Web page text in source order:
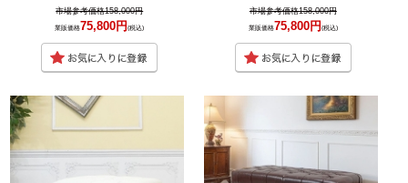
市場参考価格158,000円
業販価格75,800円(税込)
市場参考価格158,000円
業販価格75,800円 (税込)